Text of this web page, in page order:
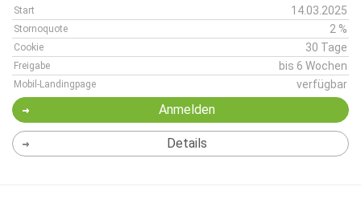
Start 14.03.2025
Stornoquote 2 %
Cookie 30 Tage
Freigabe bis 6 Wochen
Mobil-Landingpage verfügbar
Anmelden
Details